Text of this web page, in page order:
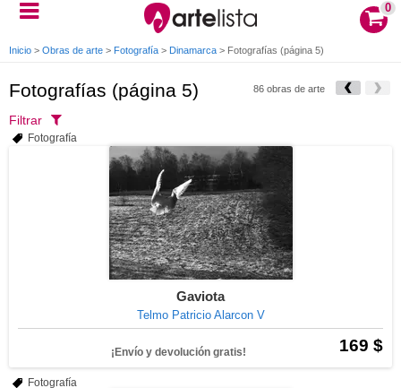
0
Inicio > Obras de arte > Fotografía > Dinamarca > Fotografías (página 5)
Fotografías (página 5) 86 obras de arte
Filtrar
Fotografía
Gaviota
Telmo Patricio Alarcon V
169 $
¡Envío y devolución gratis!
Fotografía